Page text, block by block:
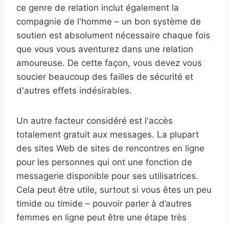
ce genre de relation inclut également la
compagnie de l'homme – un bon système de
soutien est absolument nécessaire chaque fois
que vous vous aventurez dans une relation
amoureuse. De cette façon, vous devez vous
soucier beaucoup des failles de sécurité et
d'autres effets indésirables.
Un autre facteur considéré est l'accès
totalement gratuit aux messages. La plupart
des sites Web de sites de rencontres en ligne
pour les personnes qui ont une fonction de
messagerie disponible pour ses utilisatrices.
Cela peut être utile, surtout si vous êtes un peu
timide ou timide – pouvoir parler à d’autres
femmes en ligne peut être une étape très